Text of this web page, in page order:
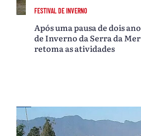
FESTIVAL DE INVERNO
Após uma pausa de dois
de Inverno da Serra da
retoma as atividades